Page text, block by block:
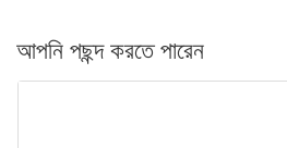
আপনি পছন্দ করতে পারেন